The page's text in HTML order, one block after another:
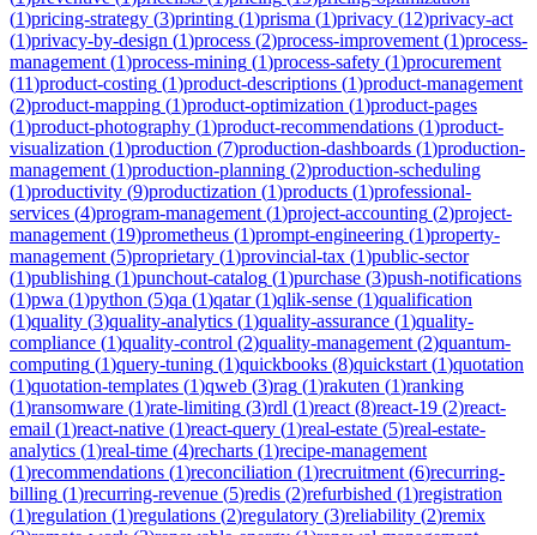
(1)pricing-strategy (3)printing (1)prisma (1)privacy (12)privacy-act
(1)privacy-by-design (1)process (2)process-improvement (1)process-
management (1)process-mining (1)process-safety (1)procurement
(11)product-costing (1)product-descriptions (1)product-management
(2)product-mapping (1)product-optimization (1)product-pages
(1)product-photography (1)product-recommendations (1)product-
visualization (1)production (7)production-dashboards (1)production-
management (1)production-planning (2)production-scheduling
(1)productivity (9)productization (1)products (1)professional-
services (4)program-management (1)project-accounting (2)project-
management (19)prometheus (1)prompt-engineering (1)property-
management (5)proprietary (1)provincial-tax (1)public-sector
(1)publishing (1)punchout-catalog (1)purchase (3)push-notifications
(1)pwa (1)python (5)qa (1)qatar(1)qlik-sense (1)qualification
(1)quality (3)quality-analytics (1)quality-assurance (1)quality-
compliance (1)quality-control (2)quality-management (2)quantum-
computing (1)query-tuning (1)quickbooks (8)quickstart (1)quotation
(1)quotation-templates (1)qweb (3)rag (1)rakuten (1)ranking
(1)ransomware (1)rate-limiting (3)rdl (1)react (8)react-19 (2)react-
email (1)react-native (1)react-query (1)real-estate (5)real-estate-
analytics (1)real-time (4)recharts (1)recipe-management
(1)recommendations (1)reconciliation (1)recruitment (6)recurring-
billing (1)recurring-revenue (5)redis (2)refurbished (1)registration
(1)regulation (1)regulations (2)regulatory (3)reliability (2)remix